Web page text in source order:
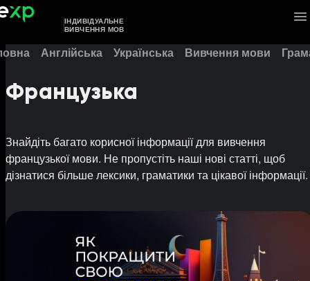
ІНДИВІДУАЛЬНЕ
ВИВЧЕННЯ МОВ
Англійська Українська Вивчення мови
Французька
Знайдіть багато корисної інформації для вивчення
французької мови. Не пропустіть наші нові статті, щоб
дізнатися більше лексики, граматики та цікавої інформації.